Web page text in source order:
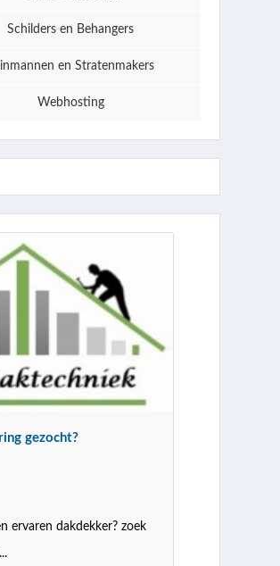
Schilders en Behangers
en Stratenmakers
Webhosting
gezocht?
ervaren dakdekker? zoek